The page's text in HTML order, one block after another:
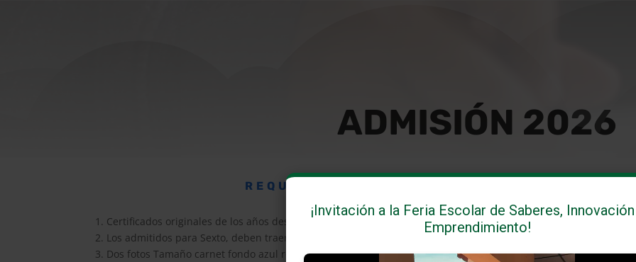
¡Invitación a la Feria Escolar de Saberes,
Emprendimiento!
ADMISIÓN 2026
REQUISITOS PARA MATRÍCULA ESTUDIANTES
1. Certificados originales de los años desde 5to grado y posteriormente cursados sin asignaturas pendientes.
2. ⁠Los admitidos para Sexto, deben traer el certificado de 5to grado.
3. ⁠Dos fotos Tamaño carnet fondo azul recientes del estudiante y dos del acudiente.